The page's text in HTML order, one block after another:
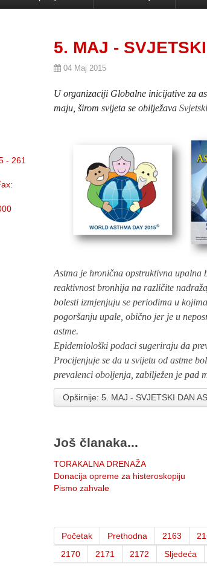
5. MAJ -
04 Maj 2015
U organizaciji Globalne inicijative za
maju, širom svijeta se obilježava
Astma je hronična opstruktivna upalna
reaktivnost bronhija na različite
bolesti izmjenjuju se periodima u
pogoršanju upale, obično jer je u
astme.
Epidemiološki podaci sugeriraju da
Procijenjuje se da u svijetu od astme
prevalenci oboljenja, zabilježen je pad
Opširnije: 5. MAJ - SVJETSKI DAN
Još članaka...
TORAKALNA DRENAŽA
Donacija opreme za histeroskopiju
Pismo zahvale
Početak
Prethodna 2163
2170
2171 2172 Sljedeća
- 261